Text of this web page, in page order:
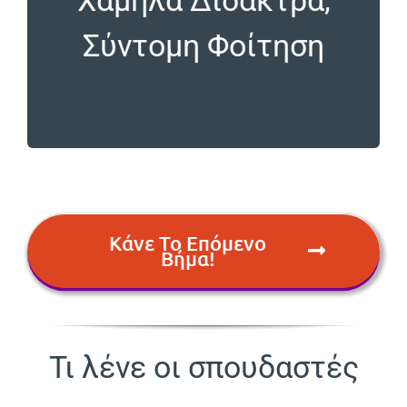
Σύντομη Φοίτηση
φοίτηση
Κάνε Το Επόμενο
Βήμα!
Τι λένε οι σπουδαστές